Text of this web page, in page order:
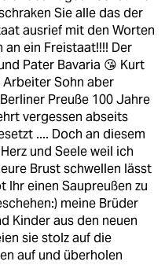
Sie alle das der
ausrief mit den Worten
an ein Freistaat!!!! Der
Pater Bavaria 😘 Kurt
Sohn aber
Preuße 100 Jahre
vergessen abseits
.... Doch an diesem
und Seele weil ich
Brust schwellen lässt
Ihr einen Saupreußen zu
meine Brüder
Kinder aus den neuen
sie stolz auf die
auf und überholen